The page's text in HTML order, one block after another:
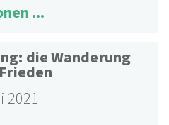
...
die Wanderung
2021